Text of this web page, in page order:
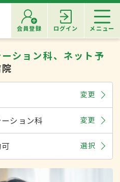
会員登録 ログイン メニュー
ション科、ネット予
変更
ション科 変更
選択